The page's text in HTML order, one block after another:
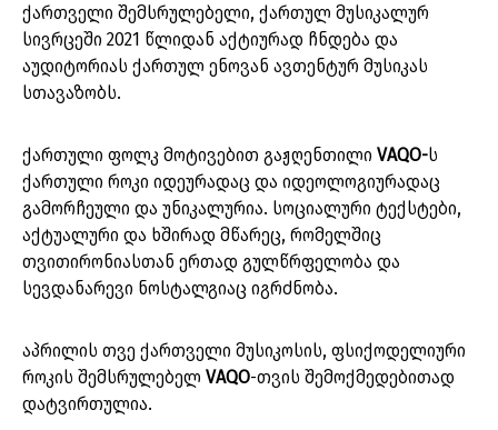
ქართველი შემსრულებელი, ქართულ მუსიკალურ
სივრცეში 2021 წლიდან აქტიურად ჩნდება და
აუდიტორიას ქართულ ენოვან ავთენტურ მუსიკას
სთავაზობს.
ქართული ფოლკ მოტივებით გაჟღენთილი VAQO-ს
ქართული როკი იდეურადაც და იდეოლოგიურადაც
გამორჩეული და უნიკალურია. სოციალური ტექსტები,
აქტუალური და ხშირად მწარეც, რომელშიც
თვითირონიასთან ერთად გულწრფელობა და
სევდანარევი ნოსტალგიაც იგრძნობა.
აპრილის თვე ქართველი მუსიკოსის, ფსიქოდელიური
როკის შემსრულებელ VAQO-თვის შემოქმედებითად
დატვირთულია.